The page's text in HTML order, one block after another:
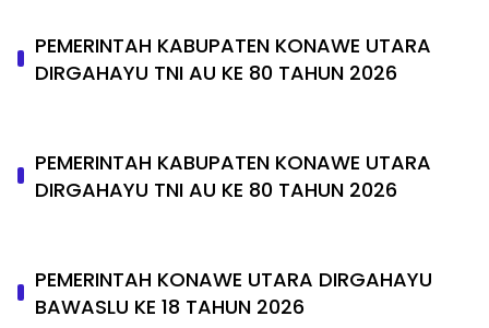
PEMERINTAH KABUPATEN KONAWE UTARA
DIRGAHAYU TNI AU KE 80 TAHUN 2026
PEMERINTAH KABUPATEN KONAWE UTARA
DIRGAHAYU TNI AU KE 80 TAHUN 2026
PEMERINTAH KONAWE UTARA DIRGAHAYU
BAWASLU KE 18 TAHUN 2026